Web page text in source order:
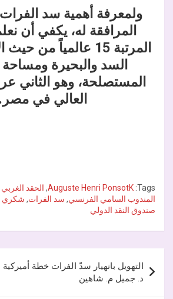
ولمعرفة أهمية سد
المرافقة له، يكفي أن
المرتبة 15 عالمياً من
السد والبحيرة
المستصلحة، وهو الثاني
العالي في مصر.
Tags:
Auguste Henri PonsotK
, الحقد
المندوب السامي الفرنسي, سد الفرات, شكري
صندوق النقد الدولي
المقالات
التهويل بانهيار سدّ الفرات خطة
د. جميل م. شاهين